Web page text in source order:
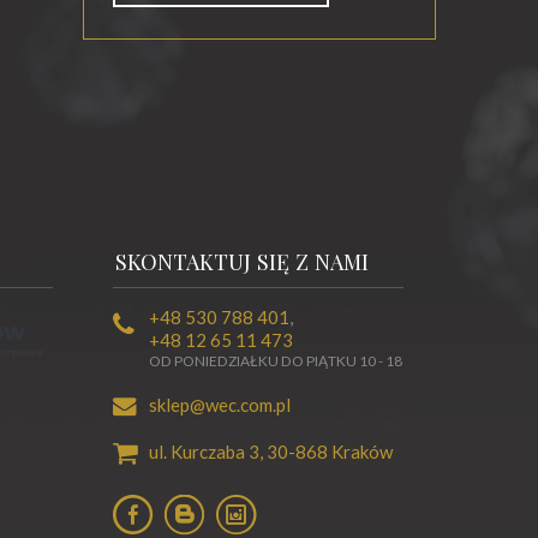
SKONTAKTUJ SIĘ Z NAMI
+48 530 788 401 ,
+48 12 65 11 473
OD PONIEDZIAŁKU DO PIĄTKU 10 - 18
sklep@wec.com.pl
ul. Kurczaba 3, 30-868 Kraków